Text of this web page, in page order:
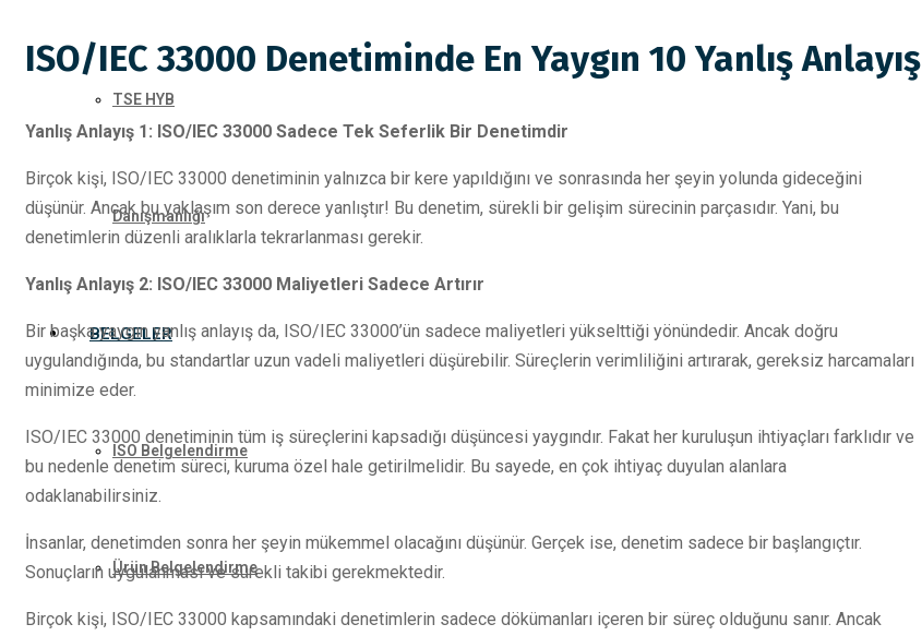
TSE HYB
Danışmanlığı
BELGELER
ISO Belgelendirme
Ürün Belgelendirme
ISO/IEC 33000 Denetiminde En Yaygın 10 Yanlış Anlayış
Yanlış Anlayış 1: ISO/IEC 33000 Sadece Tek Seferlik Bir Denetimdir
Birçok kişi, ISO/IEC 33000 denetiminin yalnızca bir kere yapıldığını ve sonrasında her şeyin yolunda gideceğini
düşünür. Ancak bu yaklaşım son derece yanlıştır! Bu denetim, sürekli bir gelişim sürecinin parçasıdır. Yani, bu
denetimlerin düzenli aralıklarla tekrarlanması gerekir.
Yanlış Anlayış 2: ISO/IEC 33000 Maliyetleri Sadece Artırır
Bir başka yaygın yanlış anlayış da, ISO/IEC 33000’ün sadece maliyetleri yükselttiği yönündedir. Ancak doğru
uygulandığında, bu standartlar uzun vadeli maliyetleri düşürebilir. Süreçlerin verimliliğini artırarak, gereksiz harcamaları
minimize eder.
ISO/IEC 33000 denetiminin tüm iş süreçlerini kapsadığı düşüncesi yaygındır. Fakat her kuruluşun ihtiyaçları farklıdır ve
bu nedenle denetim süreci, kuruma özel hale getirilmelidir. Bu sayede, en çok ihtiyaç duyulan alanlara
odaklanabilirsiniz.
İnsanlar, denetimden sonra her şeyin mükemmel olacağını düşünür. Gerçek ise, denetim sadece bir başlangıçtır.
Sonuçların uygulanması ve sürekli takibi gerekmektedir.
Birçok kişi, ISO/IEC 33000 kapsamındaki denetimlerin sadece dökümanları içeren bir süreç olduğunu sanır. Ancak